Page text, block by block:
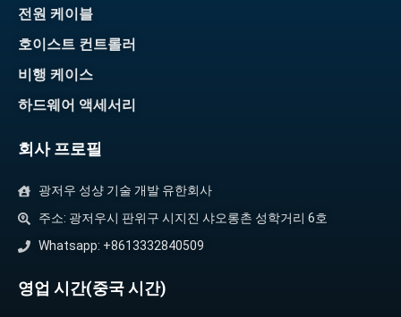
전원 케이블
호이스트 컨트롤러
비행 케이스
하드웨어 액세서리
회사 프로필
광저우 성샹 기술 개발 유한회사
주소: 광저우시 판위구 시지진 샤오롱촌 성학거리 6호
Whatsapp: +8613332840509
영업 시간(중국 시간)